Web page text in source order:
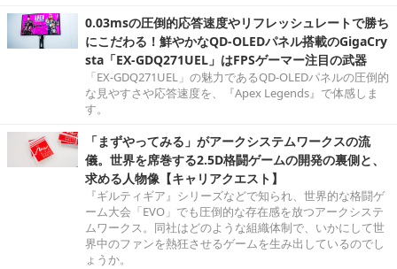
0.03msの圧倒的応答速度やリフレッシュレートで勝ち
にこだわる！鮮やかなQD-OLEDパネル搭載のGigaCry
sta「EX-GDQ271UEL」はFPSゲーマー注目の武器
「EX-GDQ271UEL」の魅力であるQD-OLEDパネルの圧倒的
な見やすさや応答速度を、『Apex Legends』で体感しま
す。
「まずやってみる」がアークシステムワークスの流
儀。世界を席巻する2.5D格闘ゲームの開発の裏側と、
求める人物像【キャリアクエスト】
『ギルティギア』シリーズなどで知られ、世界的な格闘ゲ
ーム大会「EVO」でも圧倒的な存在感を放つアークシステ
ムワークス。同社はどのような組織体制で、いかにして世
界中のファンを熱狂させるゲームを生み出しているのでし
ょうか。